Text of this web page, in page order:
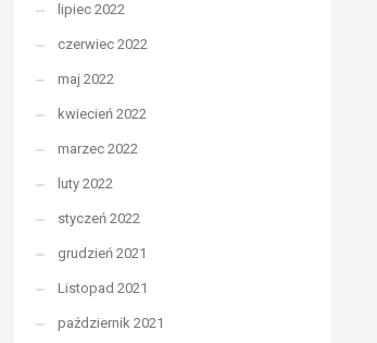
lipiec 2022
czerwiec 2022
maj 2022
kwiecień 2022
marzec 2022
luty 2022
styczeń 2022
grudzień 2021
Listopad 2021
październik 2021